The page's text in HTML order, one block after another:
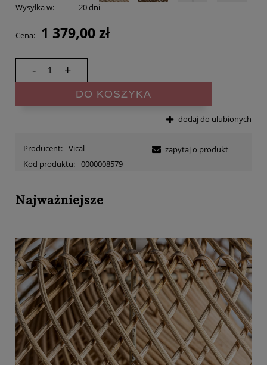
Wysyłka w: 20 dni
Cena: 1 379,00 zł
- +
DO KOSZYKA
dodaj do ulubionych
Producent: Vical
Kod produktu: 0000008579
zapytaj o produkt
Najważniejsze